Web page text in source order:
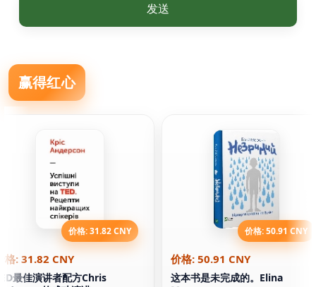
发送
赢得红心
价格: 31.82 CNY
格: 31.82 CNY
最佳演讲者配方Chris
价格: 50.91 CNY
价格: 50.91 CNY
这本书是未完成的。Elina